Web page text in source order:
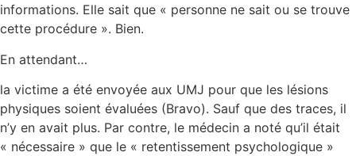
informations. Elle sait que « personne ne sait ou se trouve
cette procédure ». Bien.
En attendant…
la victime a été envoyée aux UMJ pour que les lésions
physiques soient évaluées (Bravo). Sauf que des traces, il
n’y en avait plus. Par contre, le médecin a noté qu’il était
« nécessaire » que le « retentissement psychologique »